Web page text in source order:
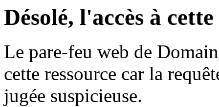
Désolé, l'accès à
Le pare-feu web de
cette ressource car la
jugée suspicieuse.